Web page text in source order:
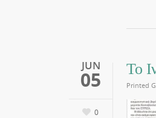
JUN
05
0
Το
Printed